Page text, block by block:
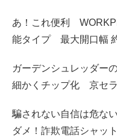
あ！これ便利
能タイプ 最大開口幅
ガーデンシュレッダー
細かくチップ化 京セ
騙されない自信は危な
ダメ！詐欺電話シャッ